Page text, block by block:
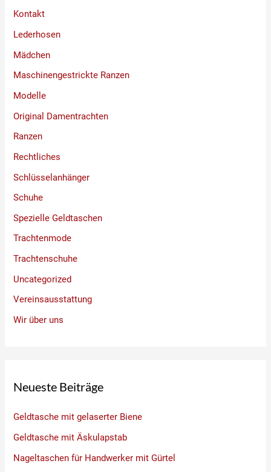
Kontakt
Lederhosen
Mädchen
Maschinengestrickte Ranzen
Modelle
Original Damentrachten
Ranzen
Rechtliches
Schlüsselanhänger
Schuhe
Spezielle Geldtaschen
Trachtenmode
Trachtenschuhe
Uncategorized
Vereinsausstattung
Wir über uns
Neueste Beiträge
Geldtasche mit gelaserter Biene
Geldtasche mit Äskulapstab
Nageltaschen für Handwerker mit Gürtel